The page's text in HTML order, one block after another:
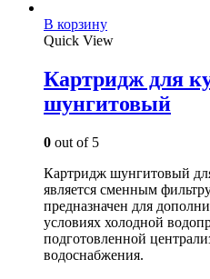
В корзину
Quick View
Картридж для
шунгитовый
0 out of 5
Картридж шунгитовый
является сменным
предназначен для
условиях холодной
подготовленной
водоснабжения.